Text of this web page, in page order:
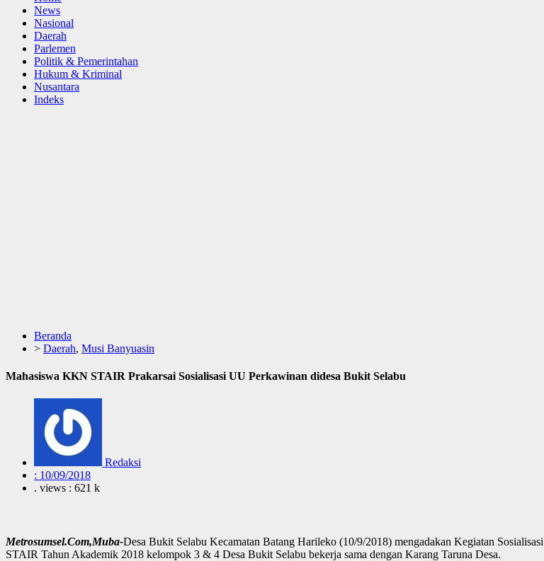
News
Nasional
Daerah
Parlemen
Politik & Pemerintahan
Hukum & Kriminal
Nusantara
Indeks
Beranda
> Daerah, Musi Banyuasin
Mahasiswa KKN STAIR Prakarsai Sosialisasi UU Perkawinan didesa Bukit Selabu
Redaksi
: 10/09/2018
. views : 621 k
Metrosumsel.Com,Muba-Desa Bukit Selabu Kecamatan Batang Harileko (10/9/2018) mengadakan Kegiatan
STAIR Tahun Akademik 2018 kelompok 3 & 4 Desa Bukit Selabu bekerja sama dengan Karang Taruna Desa.